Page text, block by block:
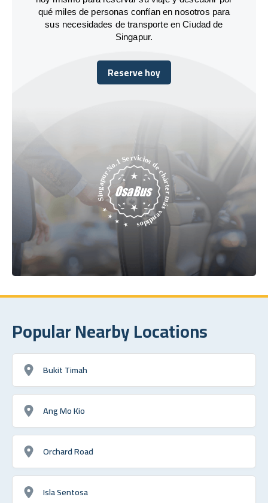
qué miles de personas confían en nosotros para
sus necesidades de transporte en Ciudad de
Singapur.
Reserve hoy
Reserve hoy
Popular Nearby Locations
Bukit Timah
Ang Mo Kio
Orchard Road
Isla Sentosa